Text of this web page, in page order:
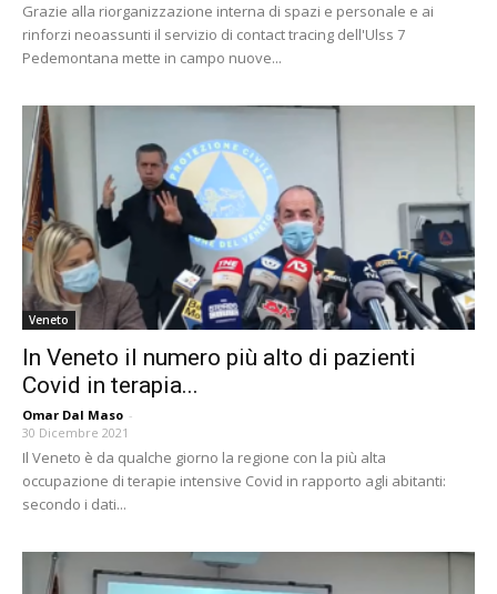
Grazie alla riorganizzazione interna di spazi e personale e ai
rinforzi neoassunti il servizio di contact tracing dell'Ulss 7
Pedemontana mette in campo nuove...
Veneto
In Veneto il numero più alto di pazienti
Covid in terapia...
Omar Dal Maso -
30 Dicembre 2021
Il Veneto è da qualche giorno la regione con la più alta
occupazione di terapie intensive Covid in rapporto agli abitanti:
secondo i dati...